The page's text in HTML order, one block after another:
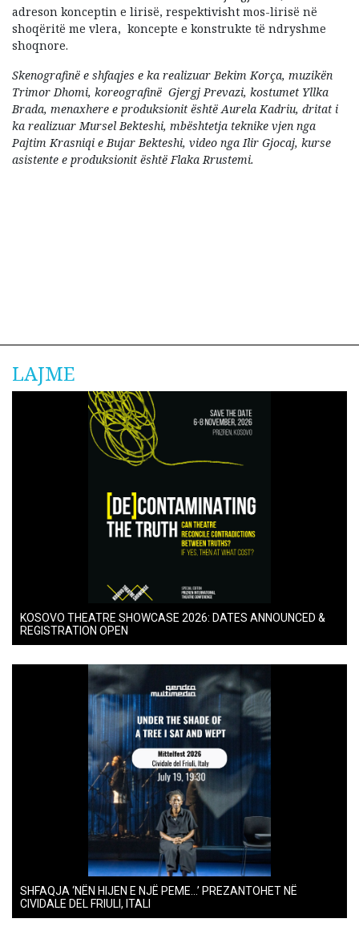
adreson konceptin e lirisë, respektivisht mos-lirisë në
shoqëritë me vlera, koncepte e konstrukte të ndryshme
shoqnore.
Skenografinë e shfaqjes e ka realizuar Bekim Korça, muzikën
Trimor Dhomi, koreografinë Gjergj Prevazi, kostumet Yllka
Brada, menaxhere e produksionit është Aurela Kadriu, dritat i
ka realizuar Mursel Bekteshi, mbështetja teknike vjen nga
Pajtim Krasniqi e Bujar Bekteshi, video nga Ilir Gjocaj, kurse
asistente e produksionit është Flaka Rrustemi.
LAJME
KOSOVO THEATRE SHOWCASE 2026: DATES ANNOUNCED &
REGISTRATION OPEN
SHFAQJA ‘NËN HIJEN E NJË PEME…’ PREZANTOHET NË
CIVIDALE DEL FRIULI, ITALI